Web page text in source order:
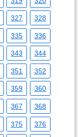
327 328
335 336
343 344
351 352
359 360
367 368
375 376